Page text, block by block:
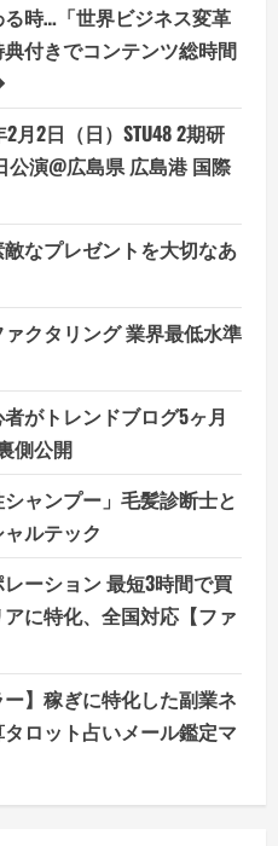
時…「世界ビジネス変革
付きでコンテンツ総時間
月2日（日）STU48 2期研
演@広島県 広島港 国際
なプレゼントを大切なあ
クタリング 業界最低水準
がトレンドブログ5ヶ月
側公開
ャンプー」毛髪診断士と
ルテック
ーション 最短3時間で買
に特化、全国対応【ファ
】稼ぎに特化した副業ネ
ロット占いメール鑑定マ